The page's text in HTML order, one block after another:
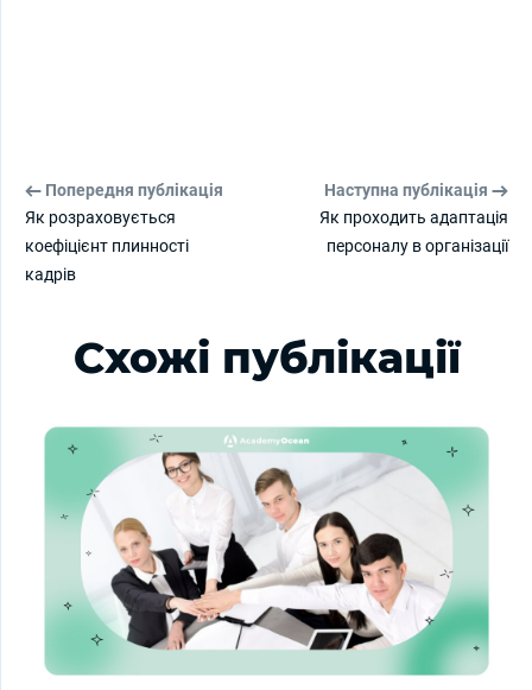
Попередня публікація
Як розраховується
коефіцієнт плинності
кадрів
Наступна публікація
Як проходить адаптація
персоналу в організації
Схожі публікації